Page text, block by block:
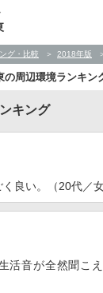
グ・比較 2018年版
の周辺環境ランキン
キング
良い。（20代／女
活音が全然聞こ